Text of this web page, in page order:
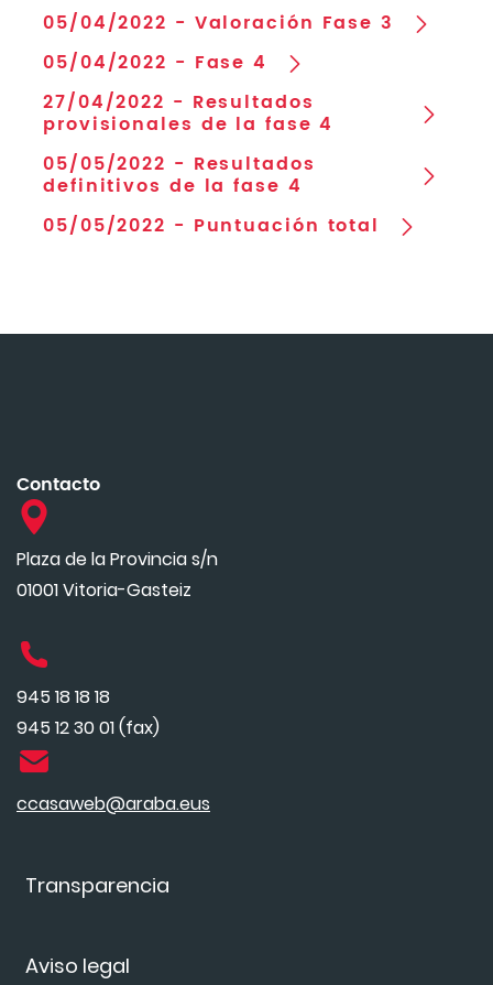
05/04/2022 - Valoración Fase 3
05/04/2022 - Fase 4
27/04/2022 - Resultados
provisionales de la fase 4
05/05/2022 - Resultados
definitivos de la fase 4
05/05/2022 - Puntuación total
Transparencia
Aviso legal
Contacto
Plaza de la Provincia s/n
01001 Vitoria-Gasteiz
945 18 18 18
945 12 30 01 (fax)
ccasaweb@araba.eus